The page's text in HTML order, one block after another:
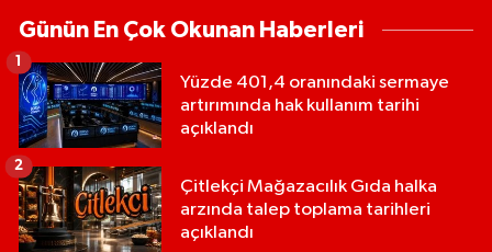
Günün En Çok Okunan Haberleri
Yüzde 401,4 oranındaki sermaye
artırımında hak kullanım tarihi
açıklandı
Çitlekçi Mağazacılık Gıda halka
arzında talep toplama tarihleri
açıklandı
2